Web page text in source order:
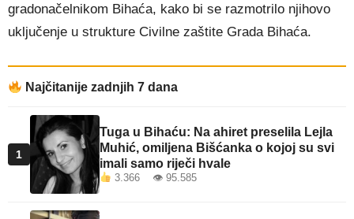
gradonačelnikom Bihaća, kako bi se razmotrilo njihovo
uključenje u strukture Civilne zaštite Grada Bihaća.
Najčitanije zadnjih 7 dana
1
Tuga u Bihaću: Na ahiret preselila Lejla
Muhić, omiljena Bišćanka o kojoj su svi
imali samo riječi hvale
3.366 👁 95.585